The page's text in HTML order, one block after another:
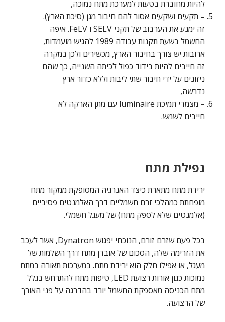
להיות מחוברת בטעות למערכת מתח נמוכה,
– תקעים ושקעים אסור להם חיבור מגן (סיכת הארץ).
זה ימנע את הערבוב של תקני SELV ו FeLV. איפה
החשמל בשעת תקנות עבודה 1989 להגיש מועמדות,
ארובות יש צורך בחיבור הארץ, מכשירים ולכן במקרה
זה חייבים להיות בידוד כפול לכיתה השנייה, כך שהם
ניזונים על ידי חיבור שתי ליבות וללא כדור ארץ
נדרשה,
–
מצמדי תמיכת luminaire עם מתן הארקה לא
חייבים לשמש.
נפילת מתח
ירידת מתח מתארת ​​כיצד האנרגיה המסופקת ממקור מתח
מופחתת כמהלכי זרם חשמליים דרך האלמנטים פסיביים
(אלמנטים שלא לספק מתח) של מעגל חשמלי.
בכל פעם שזרם זורם, הנוכחי יפגוש Dynatron, אשר לעכב
את הזרימה שלה, הסכום של אובדן מתח דרך השלמות של
מעגל, או אפילו חלק הוא ירידת מתח. במערכות תאורה במתח
נמוכות כגון אורות רצועת LED, טיפות מתח להתרחש בגלל
מתח הכניסה מאספקת החשמל יורד בהדרגה על פני האורך
של הרצועה.